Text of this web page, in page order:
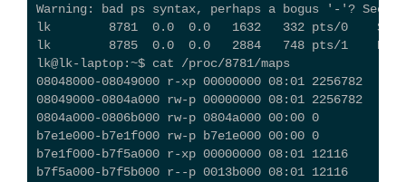
Warning: bad ps syntax, perhaps a bogus '-'? See
lk        8781  0.0  0.0   1632   332 pts/0
lk        8785  0.0  0.0   2884   748 pts/1
lk@lk-laptop:~$ cat /proc/8781/maps
08048000-08049000 r-xp 00000000 08:01 2256782
08049000-0804a000 rw-p 00000000 08:01 2256782
0804a000-0806b000 rw-p 0804a000 00:00 0
b7e1e000-b7e1f000 rw-p b7e1e000 00:00 0
b7e1f000-b7f5a000 r-xp 00000000 08:01 12116
b7f5a000-b7f5b000 r--p 0013b000 08:01 12116